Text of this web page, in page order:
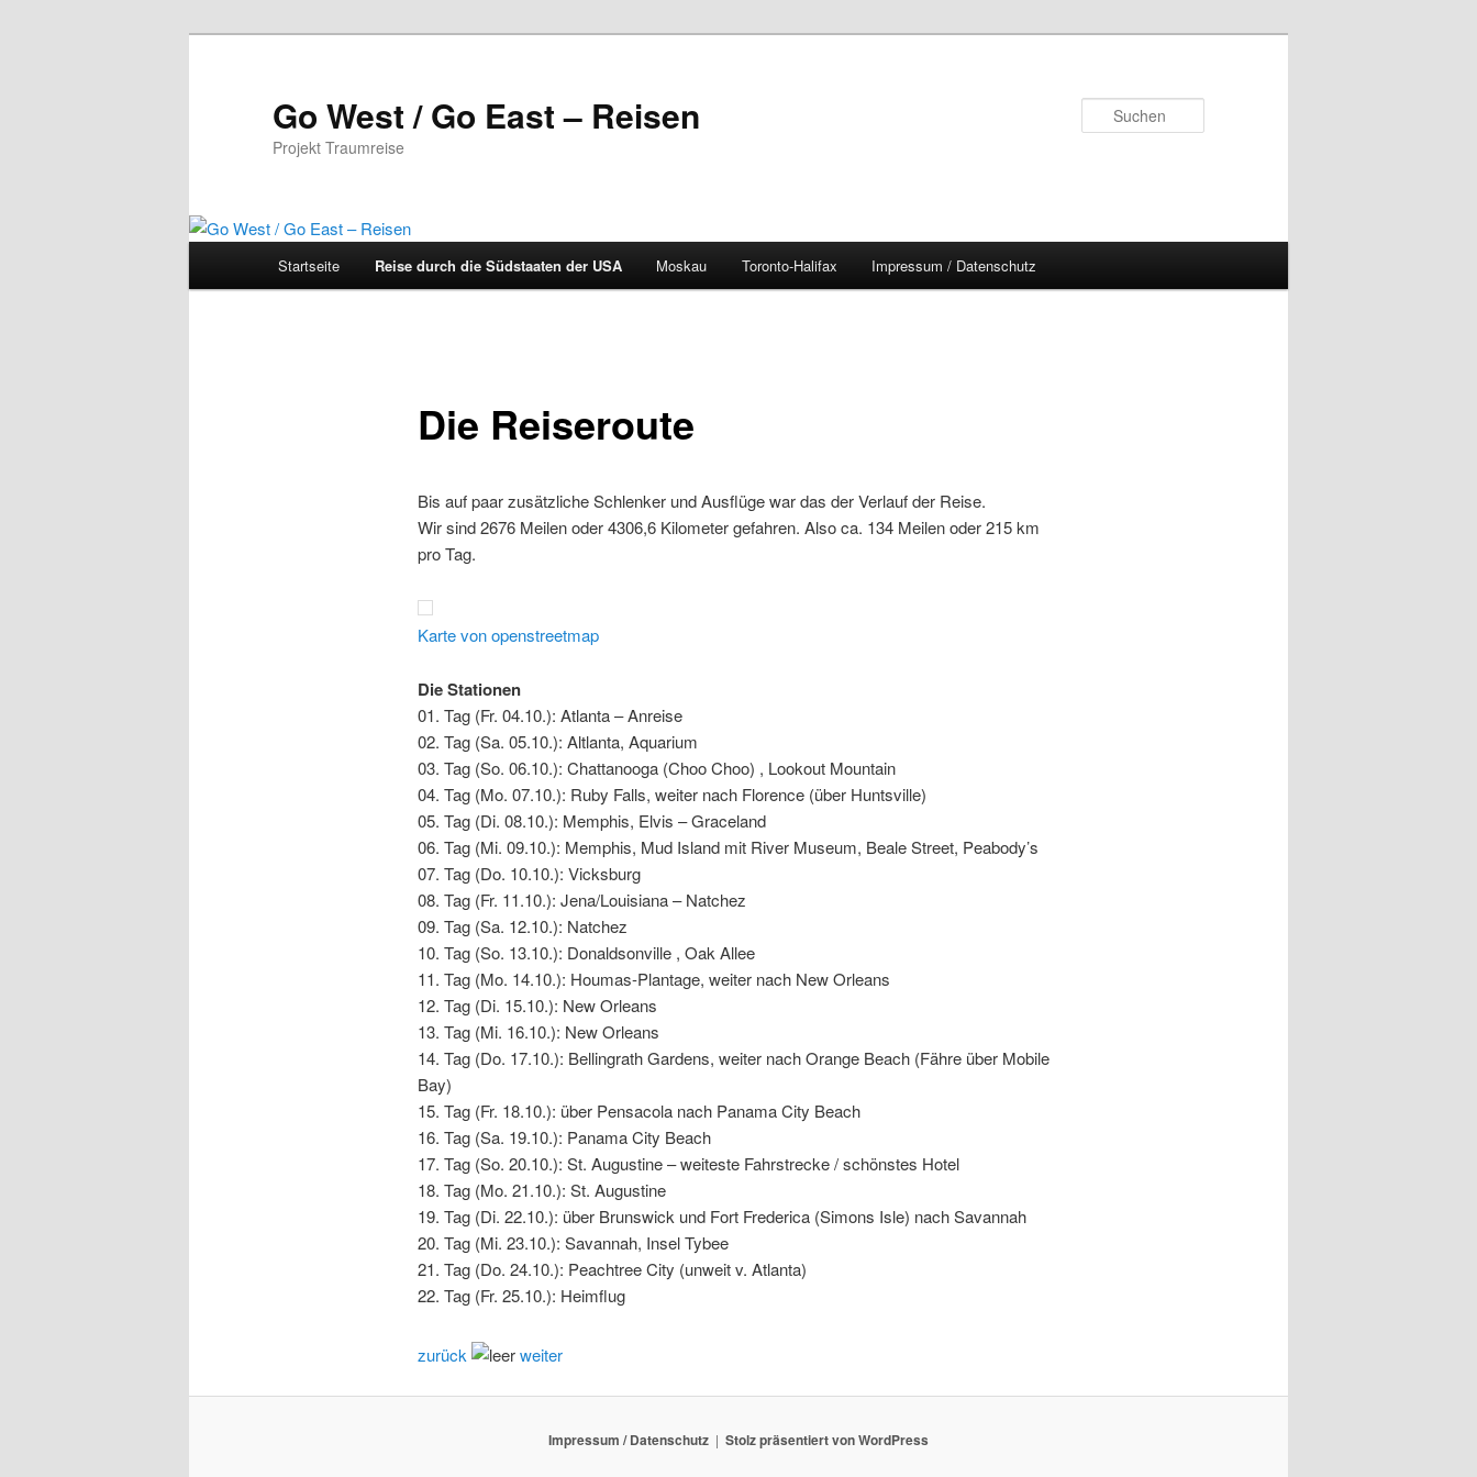
Go West / Go East – Reisen
Projekt Traumreise
Startseite Reise durch die Südstaaten der USA Moskau Toronto-Halifax Impressum / Datenschutz
Die Reiseroute
Bis auf paar zusätzliche Schlenker und Ausflüge war das der Verlauf der Reise.
Wir sind 2676 Meilen oder 4306,6 Kilometer gefahren. Also ca. 134 Meilen oder 215 km
pro Tag.
Karte von openstreetmap
Die Stationen
01. Tag (Fr. 04.10.): Atlanta – Anreise
02. Tag (Sa. 05.10.): Altlanta, Aquarium
03. Tag (So. 06.10.): Chattanooga (Choo Choo) , Lookout Mountain
04. Tag (Mo. 07.10.): Ruby Falls, weiter nach Florence (über Huntsville)
05. Tag (Di. 08.10.): Memphis, Elvis – Graceland
06. Tag (Mi. 09.10.): Memphis, Mud Island mit River Museum, Beale Street, Peabody’s
07. Tag (Do. 10.10.): Vicksburg
08. Tag (Fr. 11.10.): Jena/Louisiana – Natchez
09. Tag (Sa. 12.10.): Natchez
10. Tag (So. 13.10.): Donaldsonville , Oak Allee
11. Tag (Mo. 14.10.): Houmas-Plantage, weiter nach New Orleans
12. Tag (Di. 15.10.): New Orleans
13. Tag (Mi. 16.10.): New Orleans
14. Tag (Do. 17.10.): Bellingrath Gardens, weiter nach Orange Beach (Fähre über Mobile
Bay)
15. Tag (Fr. 18.10.): über Pensacola nach Panama City Beach
16. Tag (Sa. 19.10.): Panama City Beach
17. Tag (So. 20.10.): St. Augustine – weiteste Fahrstrecke / schönstes Hotel
18. Tag (Mo. 21.10.): St. Augustine
19. Tag (Di. 22.10.): über Brunswick und Fort Frederica (Simons Isle) nach Savannah
20. Tag (Mi. 23.10.): Savannah, Insel Tybee
21. Tag (Do. 24.10.): Peachtree City (unweit v. Atlanta)
22. Tag (Fr. 25.10.): Heimflug
zurück weiter
Impressum / Datenschutz Stolz präsentiert von WordPress